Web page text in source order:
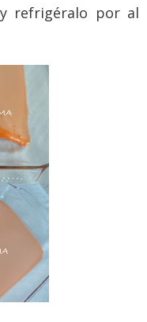
refrigéralo por al